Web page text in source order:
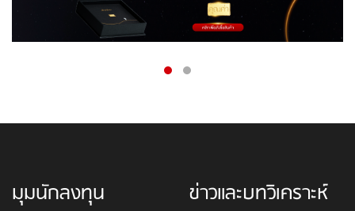
มุมนักลงทุน ข่าวและบทวิเคราะห์